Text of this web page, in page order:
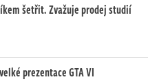
šetřit. Zvažuje prodej studií
prezentace GTA VI